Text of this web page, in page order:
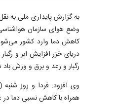
به گزارش پایداری ملی به
دریای خزر افزایش ابر و
رگبار و رعد و برق و وزش
همراه با کاهش نسبی دما در